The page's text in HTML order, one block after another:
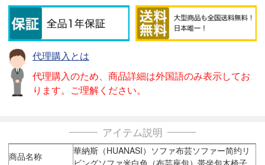
代理購入とは
代理購入のため、商品詳細は外国語のみ表示してお
ります。ご理解ください。
アイテム説明
商品名称
華納斯（HUANASI）ソファ布芸ソファー简约リ
ビングソファ米白色（布芸座包）帯坐包木椅子